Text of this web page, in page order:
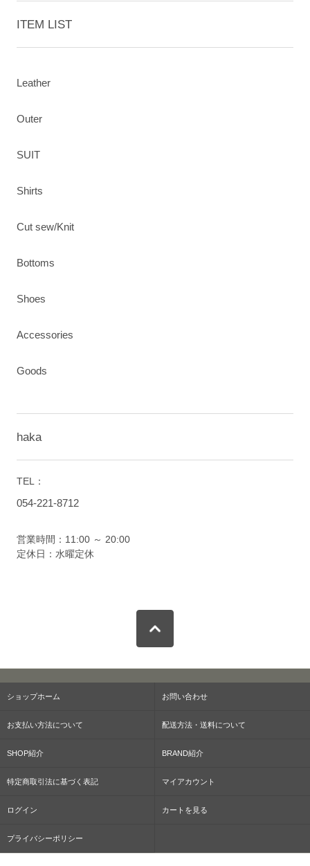
ITEM LIST
Leather
Outer
SUIT
Shirts
Cut sew/Knit
Bottoms
Shoes
Accessories
Goods
haka
TEL：
054-221-8712
営業時間：11:00 ～ 20:00
定休日：水曜定休
ショップホーム お問い合わせ
お支払い方法について 配送方法・送料について
SHOP紹介 BRAND紹介
特定商取引法に基づく表記 マイアカウント
ログイン カートを見る
プライバシーポリシー